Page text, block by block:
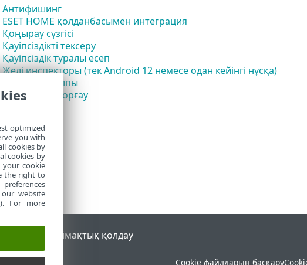
Антифишинг
ESET HOME қолданбасымен интеграция
Қоңырау сүзгісі
Қауіпсіздікті тексеру
Қауіпсіздік туралы есеп
Желі инспекторы (тек Android 12 немесе одан кейінгі нұсқа)
Қолданба құлпы
Төлемдерді қорғау
Portal Аймақтық қолдау
Cookie файлдарын басқару
optimized
you with
cookies by
cookies by
your cookie
the right to
website
For more